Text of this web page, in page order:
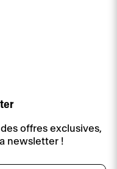
offres exclusives,
newsletter !